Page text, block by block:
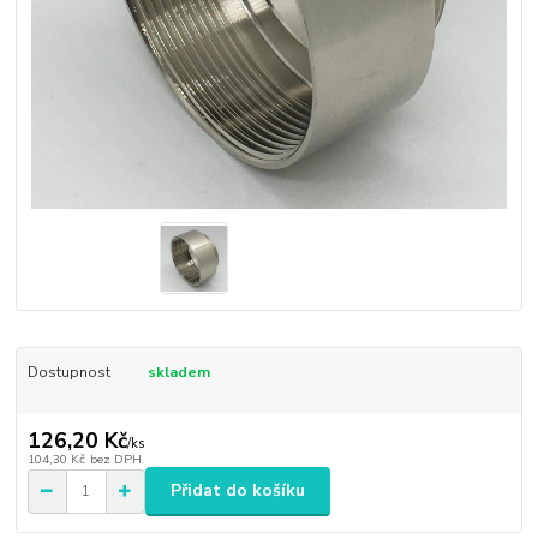
Dostupnost skladem
126,20 Kč/ks
104,30 Kč bez DPH
Přidat do košíku